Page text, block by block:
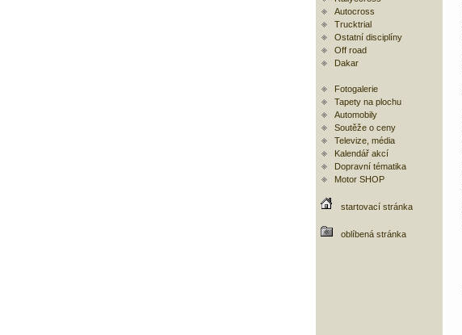
Autocross
Trucktrial
Ostatní disciplíny
Off road
Dakar
Fotogalerie
Tapety na plochu
Automobily
Soutěže o ceny
Televize, média
Kalendář akcí
Dopravní tématika
Motor SHOP
startovací stránka
oblíbená stránka